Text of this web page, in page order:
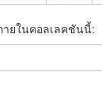
ยในคอลเลคชันนี้: